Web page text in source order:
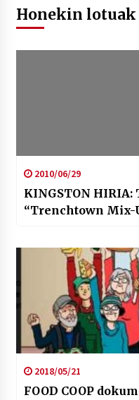
Honekin lotuak
2010/06/29
KINGSTON HIRIA:
“Trenchtown Mix-
2018/05/21
FOOD COOP